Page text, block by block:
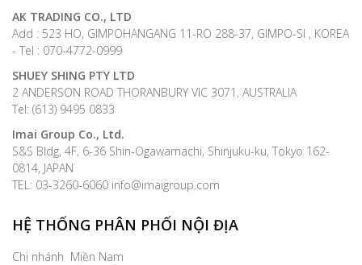
AK TRADING CO., LTD
Add : 523 HO, GIMPOHANGANG 11-RO 288-37, GIMPO-SI , KOREA
- Tel : 070-4772-0999
SHUEY SHING PTY LTD
2 ANDERSON ROAD THORANBURY VIC 3071, AUSTRALIA
Tel: (613) 9495 0833
Imai Group Co., Ltd.
S&S Bldg, 4F, 6-36 Shin-Ogawamachi, Shinjuku-ku, Tokyo 162-
0814, JAPAN
TEL: 03-3260-6060 info@imaigroup.com
HỆ THỐNG PHÂN PHỐI NỘI ĐỊA
Chi nhánh Miền Nam